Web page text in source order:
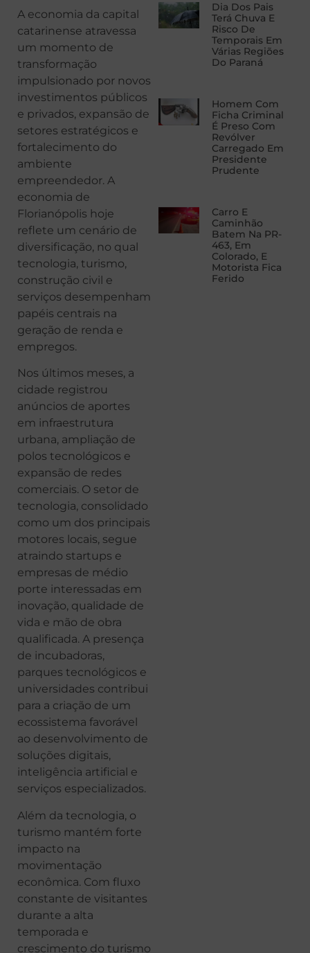
A economia da capital
catarinense atravessa
um momento de
transformação
impulsionado por novos
investimentos públicos
e privados, expansão de
setores estratégicos e
fortalecimento do
ambiente
empreendedor. A
economia de
Florianópolis hoje
reflete um cenário de
diversificação, no qual
tecnologia, turismo,
construção civil e
serviços desempenham
papéis centrais na
geração de renda e
empregos.
Nos últimos meses, a
cidade registrou
anúncios de aportes
em infraestrutura
urbana, ampliação de
polos tecnológicos e
expansão de redes
comerciais. O setor de
tecnologia, consolidado
como um dos principais
motores locais, segue
atraindo startups e
empresas de médio
porte interessadas em
inovação, qualidade de
vida e mão de obra
qualificada. A presença
de incubadoras,
parques tecnológicos e
universidades contribui
para a criação de um
ecossistema favorável
ao desenvolvimento de
soluções digitais,
inteligência artificial e
serviços especializados.
Além da tecnologia, o
turismo mantém forte
impacto na
movimentação
econômica. Com fluxo
constante de visitantes
durante a alta
temporada e
crescimento do turismo
Dia Dos Pais
Terá Chuva E
Risco De
Temporais Em
Várias Regiões
Do Paraná
Homem Com
Ficha Criminal
É Preso Com
Revólver
Carregado Em
Presidente
Prudente
Carro E
Caminhão
Batem Na PR-
463, Em
Colorado, E
Motorista Fica
Ferido